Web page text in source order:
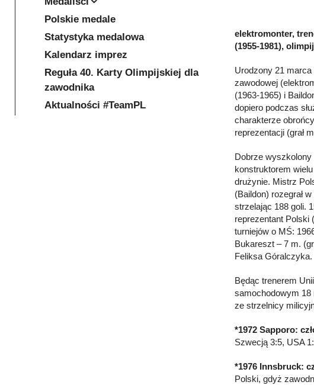
elektromonter,
(1955-1981),
Urodzony 21
zawodowej
(1963-1965) i
dopiero podczas
charakterze
reprezentacji (grał
Dobrze wyszkolony
konstruktorem
drużynie. Mistrz
(Baildon) rozegrał
strzelając 188 goli.
reprezentant Polski
turniejów o MŚ:
Bukareszt – 7 m.
Feliksa Góralczyka.
Będąc trenerem
samochodowym 18
ze strzelnicy
*1972 Sapporo:
Szwecją 3:5, USA
*1976 Innsbruck:
Polski, gdyż
Polskie medale
Statystyka medalowa
Kalendarz imprez
Reguła 40. Karty Olimpijskiej dla
zawodnika
Aktualności #TeamPL